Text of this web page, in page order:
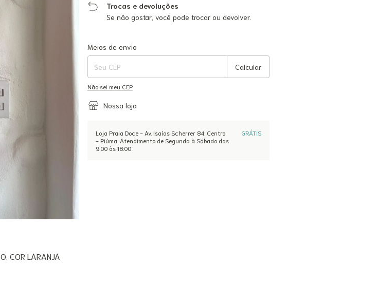
Trocas e devoluções
Se não gostar, você pode trocar ou devolver.
Entregas para o CEP:
Meios de envio
Calcular
Não sei meu CEP
Nossa loja
Loja Praia Doce - Av. Isaías Scherrer 84, Centro
- Piúma. Atendimento de Segunda à Sábado das
9:00 às 18:00
GRÁTIS
COR LARANJA